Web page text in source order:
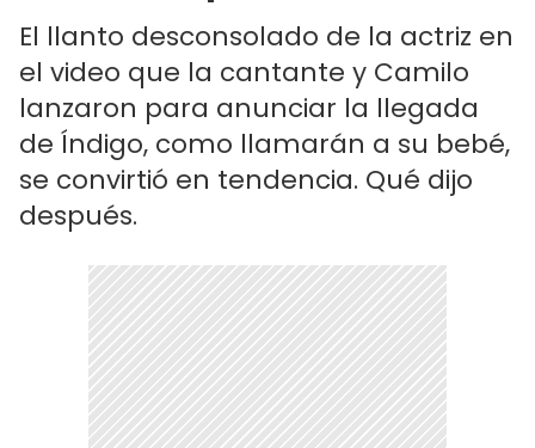
El llanto desconsolado de la actriz en
el video que la cantante y Camilo
lanzaron para anunciar la llegada
de Índigo, como llamarán a su bebé,
se convirtió en tendencia. Qué dijo
después.